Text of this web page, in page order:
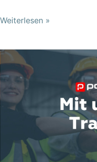
Weiterlesen »
Powerserv